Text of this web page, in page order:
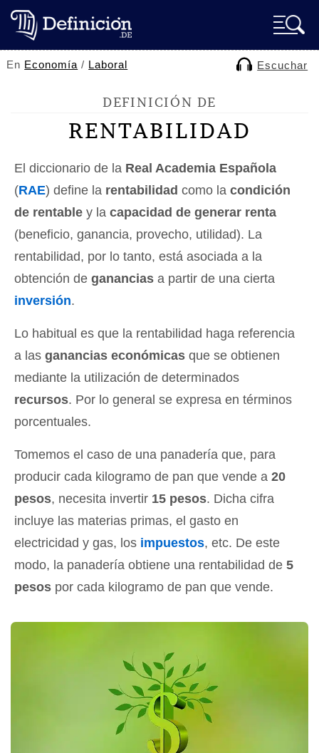
En Economía / Laboral Escuchar
DEFINICIÓN DE
RENTABILIDAD
El diccionario de la Real Academia Española
(RAE) define la rentabilidad como la condición
de rentable y la capacidad de generar renta
(beneficio, ganancia, provecho, utilidad). La
rentabilidad, por lo tanto, está asociada a la
obtención de ganancias a partir de una cierta
inversión.
Lo habitual es que la rentabilidad haga referencia
a las ganancias económicas que se obtienen
mediante la utilización de determinados
recursos. Por lo general se expresa en términos
porcentuales.
Tomemos el caso de una panadería que, para
producir cada kilogramo de pan que vende a 20
pesos, necesita invertir 15 pesos. Dicha cifra
incluye las materias primas, el gasto en
electricidad y gas, los impuestos, etc. De este
modo, la panadería obtiene una rentabilidad de 5
pesos por cada kilogramo de pan que vende.